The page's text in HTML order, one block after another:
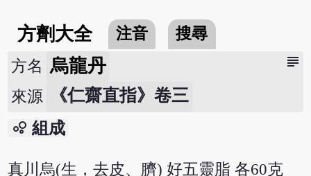
方劑大全 注音 搜尋
subject
方名 烏龍丹
來源 《仁齋直指》卷三
bubble_chart 組成
真川烏(生，去皮、臍) 好五靈脂 各60克